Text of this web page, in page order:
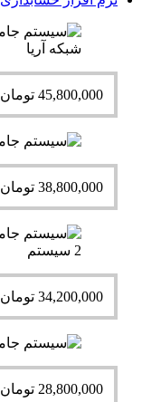
45,800,000 تومان
38,800,000 تومان
34,200,000 تومان
28,800,000 تومان